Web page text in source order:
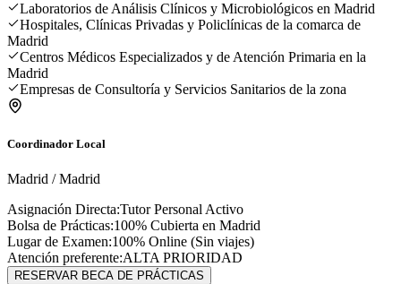
Laboratorios de Análisis Clínicos y Microbiológicos en Madrid
Hospitales, Clínicas Privadas y Policlínicas de la comarca de
Madrid
Centros Médicos Especializados y de Atención Primaria en la
Madrid
Empresas de Consultoría y Servicios Sanitarios de la zona
Coordinador Local
Madrid /Madrid
Asignación Directa:Tutor Personal Activo
Bolsa de Prácticas:100% Cubierta en Madrid
Lugar de Examen:100% Online (Sin viajes)
Atención preferente:ALTA PRIORIDAD
RESERVAR BECA DE PRÁCTICAS